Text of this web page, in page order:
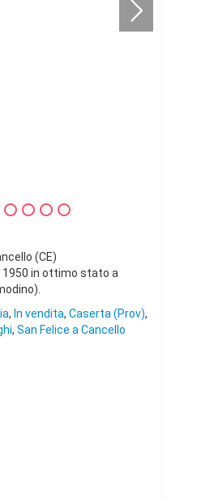
(CE)
1950 in ottimo stato a
, In vendita, Caserta (Prov),
, San Felice a Cancello